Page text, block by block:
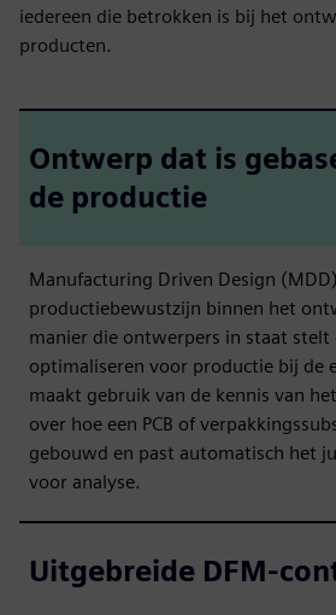
iedereen die betrokken is bij het
producten.
Ontwerp dat is
de productie
Manufacturing Driven Design
productiebewustzijn binnen het
manier die ontwerpers in staat
optimaliseren voor productie bij de
maakt gebruik van de kennis van
over hoe een PCB of
gebouwd en past automatisch het
voor analyse.
Uitgebreide DFM-